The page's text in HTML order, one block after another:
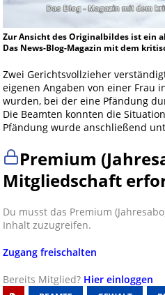
Zur Ansicht des Originalbildes ist ein
Das News-Blog-Magazin mit dem
Zwei Gerichtsvollzieher
eigenen Angaben von einer Frau
wurden, bei der eine Pfändung
Die Beamten konnten die
Pfändung wurde anschließend
Premium
Mitgliedschaft
Du musst das Premium
Inhalt zuzugreifen.
Zugang freischalten
Bereits Mitglied? Hier einloggen